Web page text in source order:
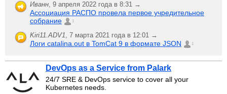
Иванн, 9 апреля 2022 года в 8:31 →
Ассоциация РАСПО провела первое учредительное
собрание
1
Kiri11.ADV1, 7 марта 2021 года в 12:01 →
Логи catalina.out в TomCat 9 в формате JSON 1
DevOps as a Service from Palark
24/7 SRE & DevOps service to cover all your
Kubernetes needs.